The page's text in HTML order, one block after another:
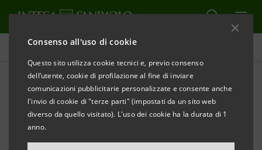
Consenso all'uso di cookie
Questo sito utilizza cookie tecnici e, previo consenso
dell’utente, cookie di profilazione al fine di inviare
comunicazioni pubblicitarie personalizzate e consente anche
l'invio di cookie di "terze parti" (impostati da un sito web
diverso da quello visitato). L'uso dei cookie ha la durata di 1
anno.
Comunicati stampa
STAMPA AGGIORNA
INTESA SANPAOLO LANCIA NUOVO EUROBOND
BENCHMARK A 3 ANNI PER € 2 MILIARDI